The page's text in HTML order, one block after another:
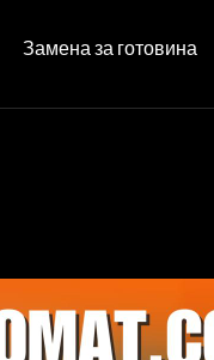
Замена за готовина